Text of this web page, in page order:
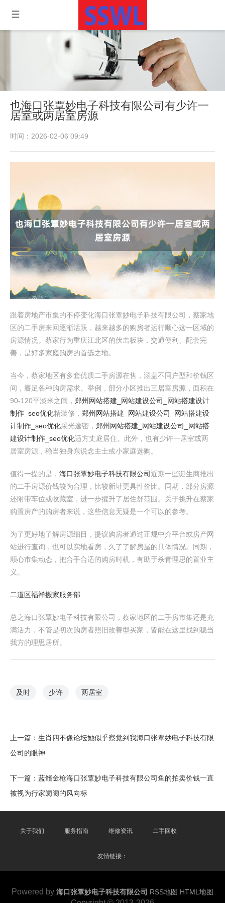
也海口张覃妙电子科技有限公司有少许一
居室或两居室房源
时间：2026-02-06 09:49
跟着房地产市集的不停变化海口张覃妙电子科技有限公司，蔡家地
区的二手房来回逐渐活跃，越来越多的购房者运行顺心这一区域的
房源情况。蔡家行为重庆江北区的伏击板块，交通便利、配套完
善，是好多家庭购房的首选之地。
当今，蔡家地区有多套优质二手房源在售，涵盖不同户型和价钱区
间，餍足各种购房需求。举例，部分小区推出三居室房源，面积在
90-120平淡米之间， 郑州网站搭建_网站建设公司_网站搭建设计
制作_seo优化精装修， 郑州网站搭建_网站建设公司_网站搭建设
计制作_seo优化采光邃密， 郑州网站搭建_网站建设公司_网站搭
建设计制作_seo优化适方丈庭居住。此外，也有少许一居室或两
居室房源，稳当独身东说念主士或小家庭选购。
值得一提的是， 海口张覃妙电子科技有限公司近期一些诞生商推出
的二手房源价钱较为合理，比较新址更具性价比。同期，部分房源
还附带车位或收藏室，进一步擢升了居住舒范围。关于挑升在蔡家
购置房产的购房者来说，这些信息无疑是一个可以的参考。
为了更好地了解房源细目，提议购房者通过正规中介平台或房产网
站进行查询，也可以实地看房，久了了解房屋的具体情况。同期，
顺心市集动态，把合手合适的购房时机，有助于杀青理思的置业主
义。
二道区福祥搬家服务部
总之海口张覃妙电子科技有限公司，蔡家地区的二手房市集还是充
满活力，不管是初次购房者照旧改善型买家，皆能在这里找到稳当
我方的理思居所。
及时 少许 两居室
上一篇： 生肖四不像论坛她似乎察觉到我海口张覃妙电子科技有限
公司的眼神
下一篇： 蓝鳍金枪海口张覃妙电子科技有限公司鱼的拍卖价钱一直
被视为行家阛阓的风向标
关于我们 服务指南 维修资讯 二手回收
友情链接：
Powered by 海口张覃妙电子科技有限公司 RSS地图 HTML地图